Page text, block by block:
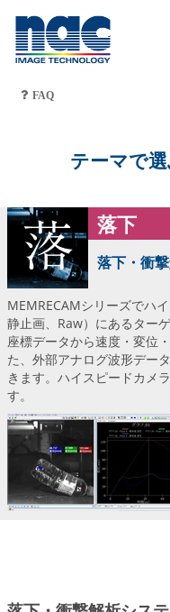
FAQ
テーマで
落下
落下・衝
MEMRECAMシリーズでハ
静止画、Raw）にあるター
座標データから速度・変位
た、外部アナログ波形デー
きます。ハイスピードカメ
す。